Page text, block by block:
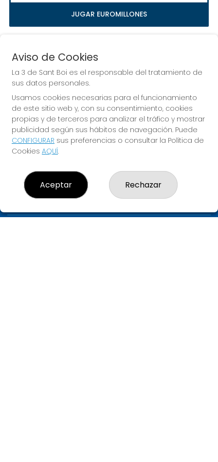
JUGAR EUROMILLONES
Sorteo del día 06-08-2026
PRÓXIMO BOTE MILLONARIO:
700.000€
JUGAR BONOLOTO
Aviso de Cookies
La 3 de Sant Boi es el responsable del tratamiento de
sus datos personales.
Usamos cookies necesarias para el funcionamiento
de este sitio web y, con su consentimiento, cookies
propias y de terceros para analizar el tráfico y mostrar
publicidad según sus hábitos de navegación. Puede
CONFIGURAR sus preferencias o consultar la Política de
Cookies AQUÍ.
Aceptar Rechazar